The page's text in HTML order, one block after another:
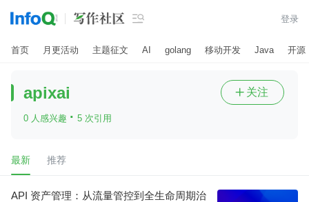
 登录
首页 月更活动 主题征文 AI golang 移动开发 Java 开源
apixai
0 人感兴趣 · 5 次引用
 关注
最新 推荐
API 资产管理：从流量管控到全生命周期治